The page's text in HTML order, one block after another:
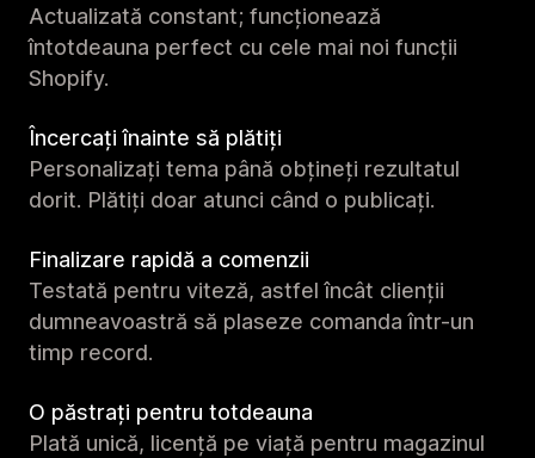
Actualizată constant; funcționează
întotdeauna perfect cu cele mai noi funcții
Shopify.
Încercați înainte să plătiți
Personalizați tema până obțineți rezultatul
dorit. Plătiți doar atunci când o publicați.
Finalizare rapidă a comenzii
Testată pentru viteză, astfel încât clienții
dumneavoastră să plaseze comanda într-un
timp record.
O păstrați pentru totdeauna
Plată unică, licență pe viață pentru magazinul